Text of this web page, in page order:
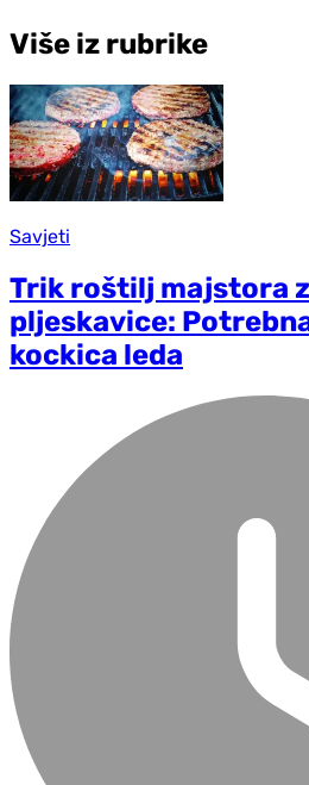
Više iz rubrike
Savjeti
Trik roštilj majstora
pljeskavice:
kockica leda